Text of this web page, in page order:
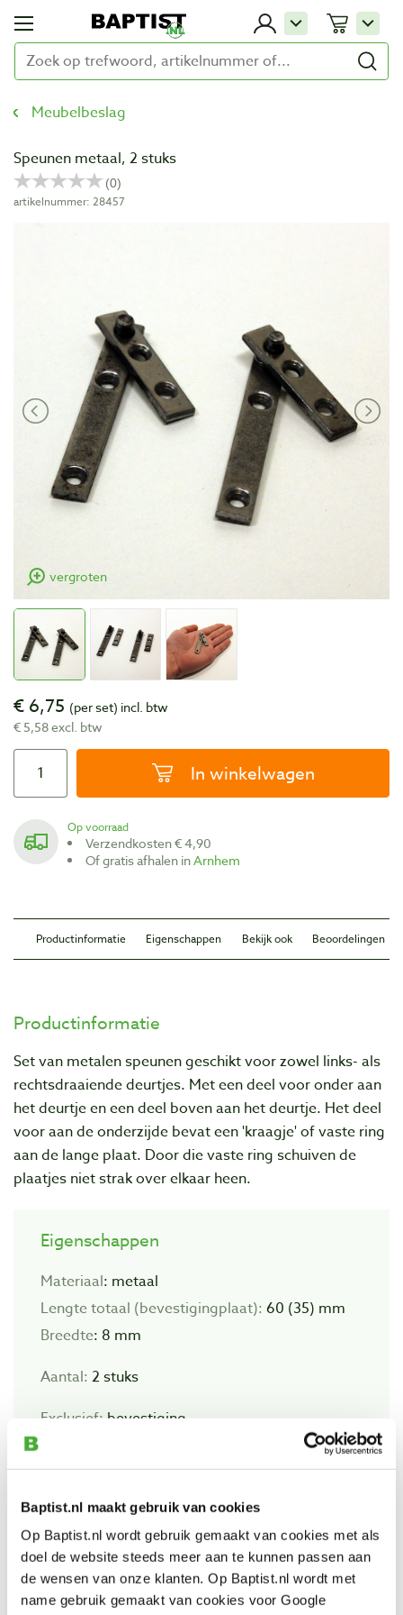
Baptist.nl maakt gebruik van cookies
Op Baptist.nl wordt gebruik gemaakt van cookies met als
doel de website steeds meer aan te kunnen passen aan
de wensen van onze klanten. Op Baptist.nl wordt met
name gebruik gemaakt van cookies voor Google
Meubelbeslag
Speunen metaal, 2 stuks
artikelnummer: 28457
vergroten
€ 6,75 (per set) incl. btw
€ 5,58 excl. btw
In winkelwagen
Op voorraad
Verzendkosten € 4,90
Of gratis afhalen inArnhem
Productinformatie Eigenschappen Bekijk ook Beoordelingen
Productinformatie
Set van metalen speunen geschikt voor zowel links- als
rechtsdraaiende deurtjes. Met een deel voor onder aan
het deurtje en een deel boven aan het deurtje. Het deel
voor aan de onderzijde bevat een 'kraagje' of vaste ring
aan de lange plaat. Door die vaste ring schuiven de
plaatjes niet strak over elkaar heen.
Eigenschappen
Materiaal: metaal
Lengte totaal (bevestigingplaat): 60 (35) mm
Breedte: 8 mm
Aantal: 2 stuks
Exclusief: bevestiging
Beoordelingen